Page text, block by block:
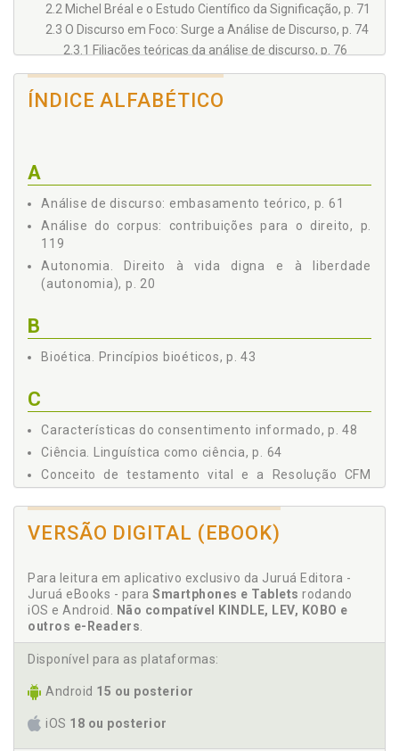
2.2 Michel Bréal e o Estudo Científico da Significação, p. 71
2.3 O Discurso em Foco: Surge a Análise de Discurso, p. 74
2.3.1 Filiações teóricas da análise de discurso, p. 76
2.3.2 Fases da Análise de Discurso, p. 83
2.3.3 Noção de discurso, p. 86
2.4 Conceitos Essenciais, p. 97
p. 106
2.4.5 Processos de produção de sentido, p. 111
3 ANÁLISE DO CORPUS: CONTRIBUIÇÕES PARA O DIREITO, p.
119
3.1 Testamento Vital: Lugar de Sentidos e Contradições, p.
Vontade, p. 136
REFERÊNCIAS, p. 159
ÍNDICE ALFABÉTICO
A
Análise de discurso: embasamento teórico, p. 61
Análise do corpus: contribuições para o direito, p.
119
Autonomia. Direito à vida digna e à liberdade
(autonomia), p. 20
B
Bioética. Princípios bioéticos, p. 43
C
Características do consentimento informado, p. 48
Ciência. Linguística como ciência, p. 64
Conceito de testamento vital e a Resolução CFM
1.995/2012, p. 33
Consentimento informado. Características, p. 48
Consentimento informado. Noção de consentimento
Considerações finais, p. 155
Constituição da subjetividade, p. 125
Constituição do corpus, p. 57
Corpus. Análise do corpus: contribuições para o
direito, p. 119
Corpus. Constituição do corpus, p. 57
D
VERSÃO DIGITAL (EBOOK)
Para leitura em aplicativo exclusivo da Juruá Editora -
Juruá eBooks - para Smartphones e Tablets rodando
iOS e Android. Não compatível KINDLE, LEV, KOBO e
outros e-Readers.
Disponível para as plataformas:
Android 15 ou posterior
iOS 18 ou posterior